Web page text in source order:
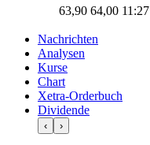
63,90 64,00 11:27
Nachrichten
Analysen
Kurse
Chart
Xetra-Orderbuch
Dividende
‹ ›